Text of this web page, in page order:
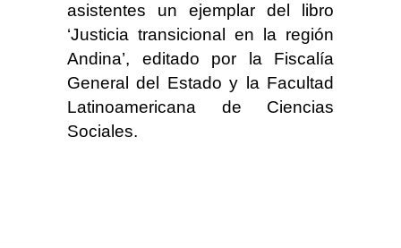
asistentes un ejemplar del libro
‘Justicia transicional en la región
Andina’, editado por la Fiscalía
General del Estado y la Facultad
Latinoamericana de Ciencias
Sociales.